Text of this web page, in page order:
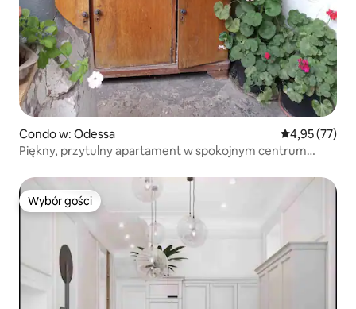
Condo w: Odessa Średnia
4,95 (77)
Piękny, przytulny apartament w spokojnym centrum
Wybór gości
Wybór gości